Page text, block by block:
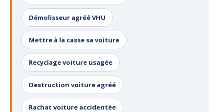
Démolisseur agréé VHU
Mettre à la casse sa voiture
Recyclage voiture usagée
Destruction voiture agréé
Rachat voiture accidentée